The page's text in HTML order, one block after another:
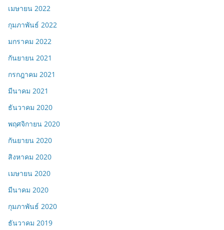
เมษายน 2022
กุมภาพันธ์ 2022
มกราคม 2022
กันยายน 2021
กรกฎาคม 2021
มีนาคม 2021
ธันวาคม 2020
พฤศจิกายน 2020
กันยายน 2020
สิงหาคม 2020
เมษายน 2020
มีนาคม 2020
กุมภาพันธ์ 2020
ธันวาคม 2019